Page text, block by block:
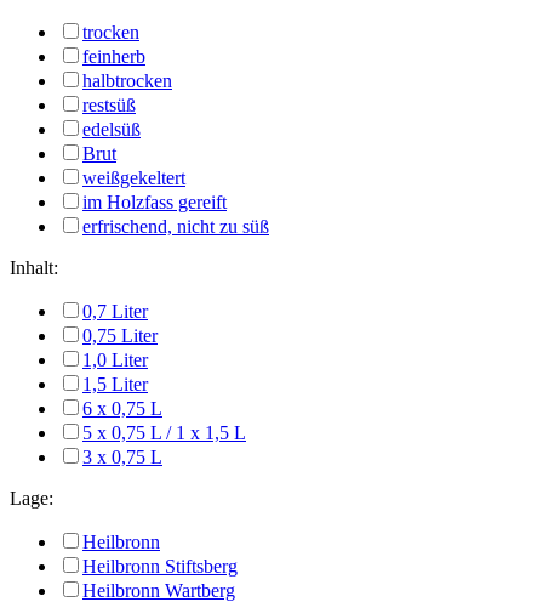
trocken
feinherb
halbtrocken
restsüß
edelsüß
Brut
weißgekeltert
im Holzfass gereift
erfrischend, nicht zu süß
Inhalt:
0,7 Liter
0,75 Liter
1,0 Liter
1,5 Liter
6 x 0,75 L
5 x 0,75 L / 1 x 1,5 L
3 x 0,75 L
Lage:
Heilbronn
Heilbronn Stiftsberg
Heilbronn Wartberg